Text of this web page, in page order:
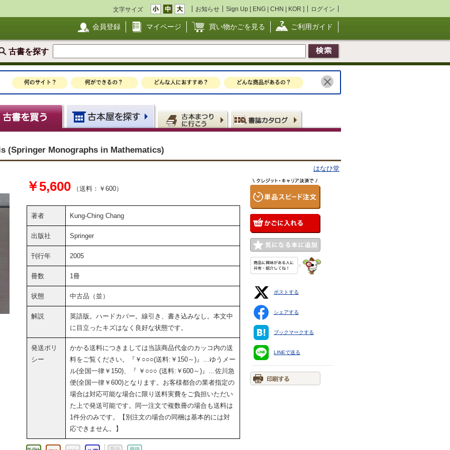
文字サイズ お知らせ Sign Up [ ENG | CHN | KOR ] ログイン
会員登録 マイページ 買い物かごを見る ご利用ガイド
古書を探す
(Springer Monographs in Mathematics)
はなひ堂
￥5,600 （送料：￥600）
著者 Kung-Ching Chang
出版社 Springer
刊行年 2005
冊数 1冊
状態 中古品（並）
解説
英語版。ハードカバー。線引き、書き込みなし。本文中
に目立ったキズはなく良好な状態です。
発送ポリ
シー
かかる送料につきましては当該商品代金のカッコ内の送
料をご覧ください。『￥○○○(送料:￥150～)』…ゆうメー
ル(全国一律￥150)、『 ￥○○○ (送料:￥600～)』…佐川急
便(全国一律￥600)となります。お客様都合の業者指定の
場合は対応可能な場合に限り送料実費をご負担いただい
た上で発送可能です。同一注文で複数冊の場合も送料は
1件分のみです。【別注文の場合の同梱は基本的には対
応できません。】
ポストする
シェアする
ブックマークする
LINEで送る